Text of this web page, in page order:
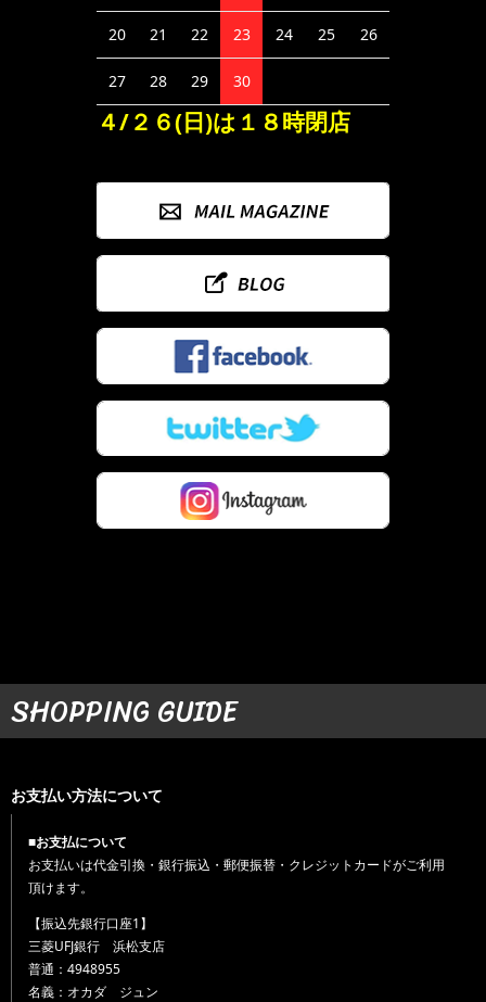
20 21 22 23 24 25 26
27 28 29 30
４/２６(日)は１８時閉店
SHOPPING GUIDE
お支払い方法について
■お支払について
お支払いは代金引換・銀行振込・郵便振替・クレジットカードがご利用
頂けます。
【振込先銀行口座1】
三菱UFJ銀行 浜松支店
普通：4948955
名義：オカダ ジュン